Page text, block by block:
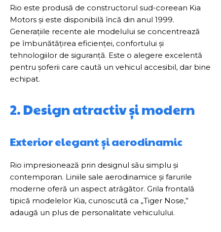
Rio este produsă de constructorul sud-coreean Kia
Motors și este disponibilă încă din anul 1999.
Generațiile recente ale modelului se concentrează
pe îmbunătățirea eficienței, confortului și
tehnologiilor de siguranță. Este o alegere excelentă
pentru șoferii care caută un vehicul accesibil, dar bine
echipat.
2. Design atractiv și modern
Exterior elegant și aerodinamic
Rio impresionează prin designul său simplu și
contemporan. Liniile sale aerodinamice și farurile
moderne oferă un aspect atrăgător. Grila frontală
tipică modelelor Kia, cunoscută ca „Tiger Nose,”
adaugă un plus de personalitate vehiculului.